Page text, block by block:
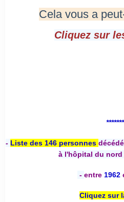
Cela vous a
Cliquez sur
*******
- Liste des 146 personnes
à l'hôpital du nord
- entre 1962
Cliquez sur